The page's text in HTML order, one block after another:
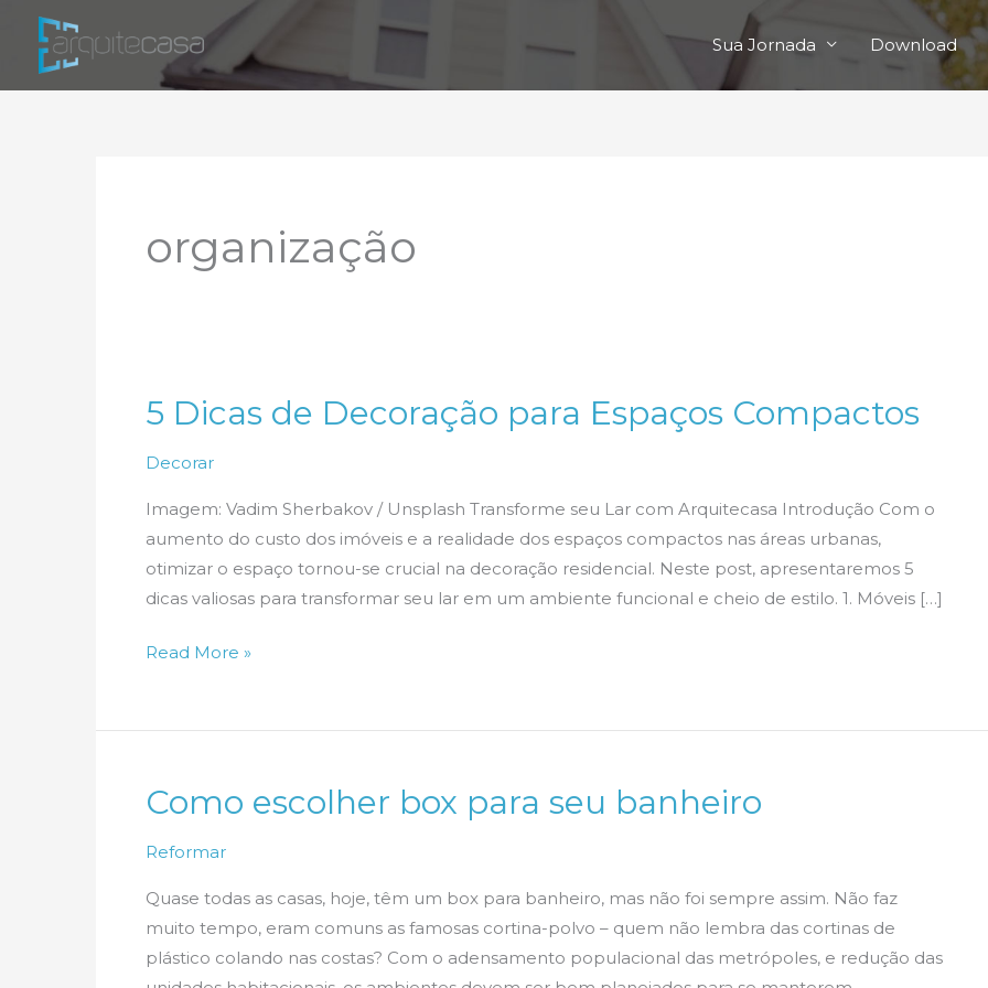
Sua Jornada Download
organização
5 Dicas de Decoração para Espaços Compactos
Decorar
Imagem: Vadim Sherbakov / Unsplash Transforme seu Lar com Arquitecasa Introdução Com o
aumento do custo dos imóveis e a realidade dos espaços compactos nas áreas urbanas,
otimizar o espaço tornou-se crucial na decoração residencial. Neste post, apresentaremos 5
dicas valiosas para transformar seu lar em um ambiente funcional e cheio de estilo. 1. Móveis […]
5
Espaços
Read More »
Como escolher box para seu banheiro
Reformar
Quase todas as casas, hoje, têm um box para banheiro, mas não foi sempre assim. Não faz
muito tempo, eram comuns as famosas cortina-polvo – quem não lembra das cortinas de
plástico colando nas costas? Com o adensamento populacional das metrópoles, e redução das